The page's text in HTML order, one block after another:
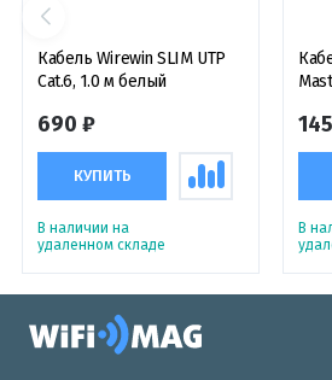
Кабель Wirewin SLIM UTP
Cat.6, 1.0 м белый
690 ₽
КУПИТЬ
В наличии на
удаленном складе
0.5
В